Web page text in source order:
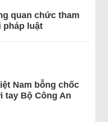
quan chức tham
pháp luật
Nam bỗng chốc
tay Bộ Công An